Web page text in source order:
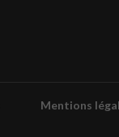
Mentions